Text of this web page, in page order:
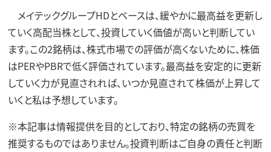
メイテックグループHDとベースは、緩やかに最高益を更新し
ていく高配当株として、投資していく価値が高いと判断してい
ます。この2銘柄は、株式市場での評価が高くないために、株価
はPERやPBRで低く評価されています。最高益を安定的に更新
していく力が見直されれば、いつか見直されて株価が上昇して
いくと私は予想しています。
※本記事は情報提供を目的としており、特定の銘柄の売買を
推奨するものではありません。投資判断はご自身の責任と判断